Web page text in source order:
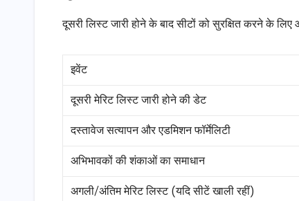
दूसरी लिस्ट जारी होने के बाद सीटों को सुरक्षित करने के
इवेंट
दूसरी मेरिट लिस्ट जारी होने की डेट
दस्तावेज सत्यापन और एडमिशन फॉर्मेलिटी
अभिभावकों की शंकाओं का समाधान
अगली/अंतिम मेरिट लिस्ट (यदि सीटें खाली रहीं)